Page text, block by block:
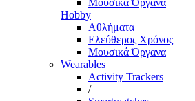
Μουσικά Όργανα
Hobby
Αθλήματα
Ελεύθερος Χρόνος
Μουσικά Όργανα
Wearables
Activity Trackers
/